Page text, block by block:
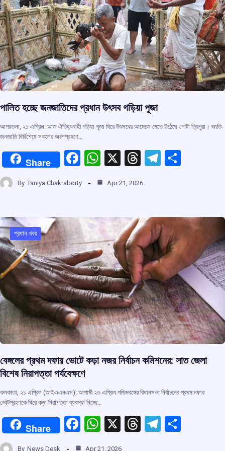
পালিত হচ্ছে জনজাতিদের প্রধান উৎসব গড়িয়া পূজা
আগরতলা, ২১ এপ্রিল: আজ ঐতিহ্যবাহী গড়িয়া পূজা ঘিরে উৎসবের আমেজে মেতে উঠেছে গোটা ত্রিপুরা। জাতি-
জনজাতি নির্বিশেষে সকলের অংশগ্রহণে…
Share
F
ce
o
o
k
W
at
A
p
p
X
T
e
d
s
T
a
m
By Taniya Chakraborty Apr 21, 2026
প্রধান খবর
বেঙ্গলের প্রথম দফার ভোটে কড়া নজর নির্বাচন কমিশনের: সাত জেলা
বিশেষ নিরাপত্তা পর্যবেক্ষণে
কলকাতা, ২১ এপ্রিল (আইএএনএস): আগামী ২৩ এপ্রিল পশ্চিমবঙ্গের বিধানসভা নির্বাচনের প্রথম দফার
ভোটগ্রহণকে ঘিরে কড়া নিরাপত্তা ব্যবস্থা নিচ্ছে…
Share
F
W X
T
T
By News Desk Apr 21, 2026